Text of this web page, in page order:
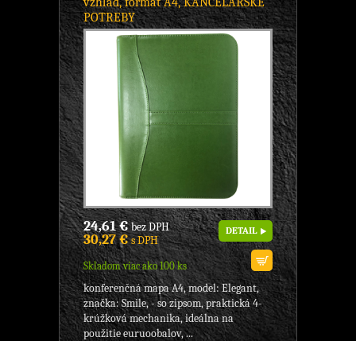
POTREBY
24,61 €bez DPH
30,27 €s DPH
Skladom viac ako 100 ks
DETAIL
konferenčná mapa A4, model: Elegant,
značka: Smile, - so zipsom, praktická 4-
krúžková mechanika, ideálna na
použitie euruoobalov, ...